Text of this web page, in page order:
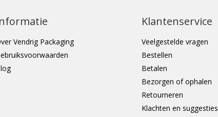
Vendrig Packaging
Klantenservice
Veelgestelde vragen
Bestellen
Betalen
Bezorgen of ophalen
Retourneren
Klachten en suggesties